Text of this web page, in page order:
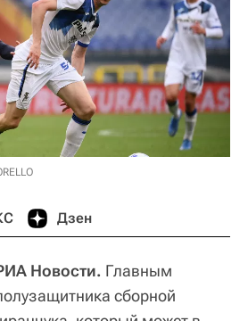
Дзен
Новости. Главным
сборной